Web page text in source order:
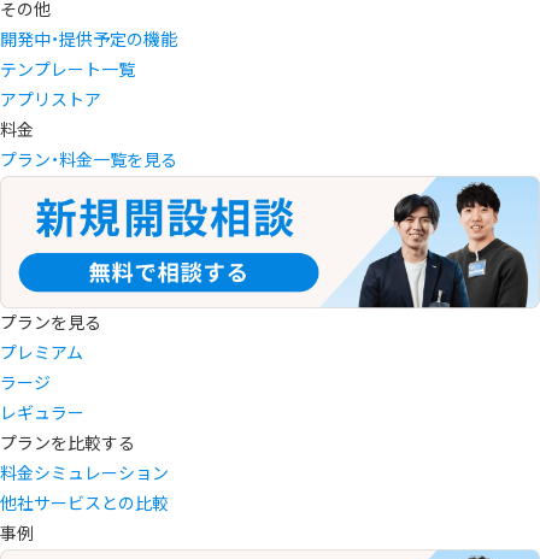
その他
開発中・提供予定の機能
テンプレート一覧
アプリストア
料金
プラン・料金一覧を見る
プランを見る
プレミアム
ラージ
レギュラー
プランを比較する
料金シミュレーション
他社サービスとの比較
事例